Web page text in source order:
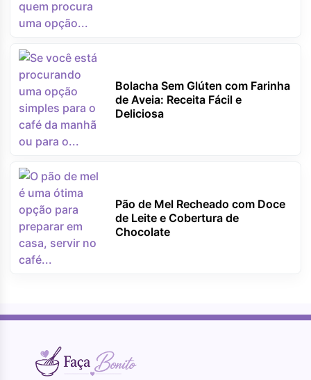
Bolacha Sem Glúten com Farinha
de Aveia: Receita Fácil e
Deliciosa
Pão de Mel Recheado com Doce
de Leite e Cobertura de
Chocolate